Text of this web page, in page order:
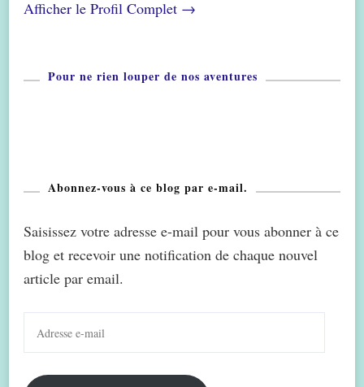
Afficher le Profil Complet →
Pour ne rien louper de nos aventures
Abonnez-vous à ce blog par e-mail.
Saisissez votre adresse e-mail pour vous abonner à ce
blog et recevoir une notification de chaque nouvel
article par email.
mail